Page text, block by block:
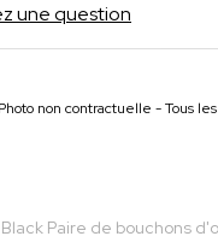
une question
Photo non contractuelle - Tous
Paire de bouchons